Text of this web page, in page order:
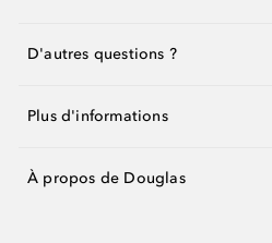
D'autres questions ?
Plus d'informations
À propos de Douglas